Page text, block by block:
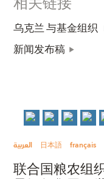
乌克兰 与基金组织
新闻发布稿
العربية 日本語 français
联合国粮农组